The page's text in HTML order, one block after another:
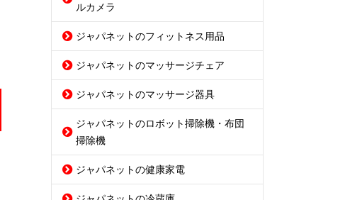
ルカメラ
ジャパネットのフィットネス用品
ジャパネットのマッサージチェア
ジャパネットのマッサージ器具
ジャパネットのロボット掃除機・布団
掃除機
ジャパネットの健康家電